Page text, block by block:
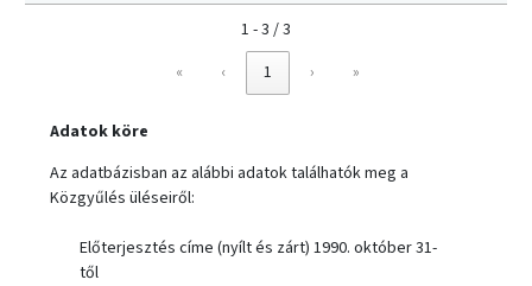
1 - 3 / 3
«
‹ 1 › »
Adatok köre
Az adatbázisban az alábbi adatok találhatók meg a
Közgyűlés üléseiről:
Előterjesztés címe (nyílt és zárt) 1990. október 31-
től